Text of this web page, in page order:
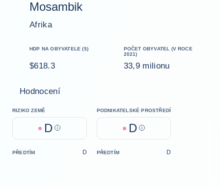
Mosambik
Afrika
HDP NA OBYVATELE ($)
$618.3
POČET OBYVATEL (V ROCE
2021)
33,9 milionu
Hodnocení
RIZIKO ZEMĚ
D Help
PODNIKATELSKÉ PROSTŘEDÍ
D Help
PŘEDTÍM D PŘEDTÍM D